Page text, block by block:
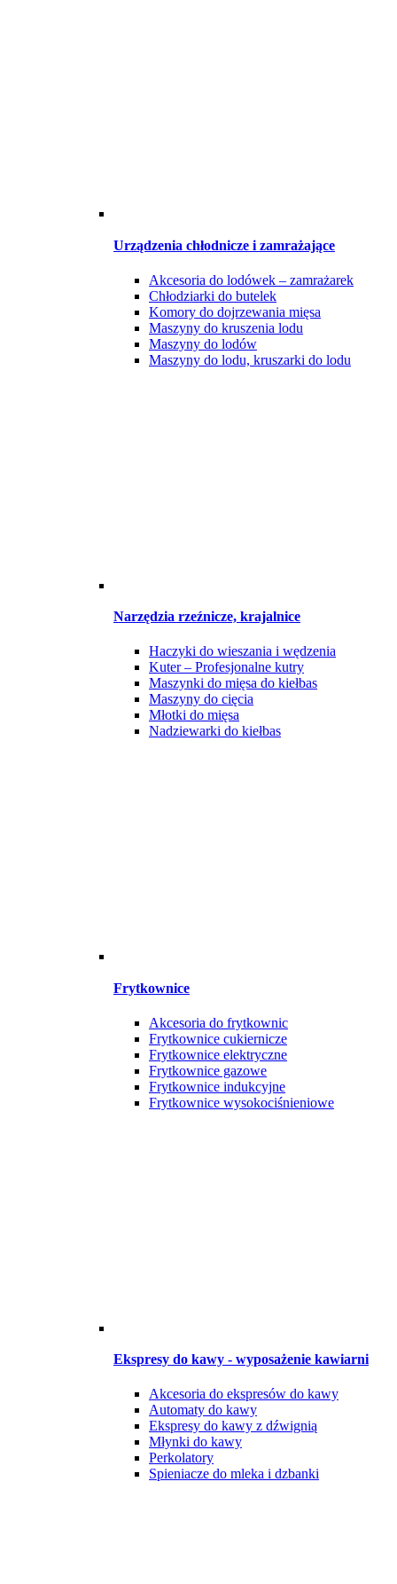
Urządzenia chłodnicze i zamrażające
Akcesoria do lodówek – zamrażarek
Chłodziarki do butelek
Komory do dojrzewania mięsa
Maszyny do kruszenia lodu
Maszyny do lodów
Maszyny do lodu, kruszarki do lodu
Narzędzia rzeźnicze, krajalnice
Haczyki do wieszania i wędzenia
Kuter – Profesjonalne kutry
Maszynki do mięsa do kiełbas
Maszyny do cięcia
Młotki do mięsa
Nadziewarki do kiełbas
Frytkownice
Akcesoria do frytkownic
Frytkownice cukiernicze
Frytkownice elektryczne
Frytkownice gazowe
Frytkownice indukcyjne
Frytkownice wysokociśnieniowe
Ekspresy do kawy - wyposażenie kawiarni
Akcesoria do ekspresów do kawy
Automaty do kawy
Ekspresy do kawy z dźwignią
Młynki do kawy
Perkolatory
Spieniacze do mleka i dzbanki